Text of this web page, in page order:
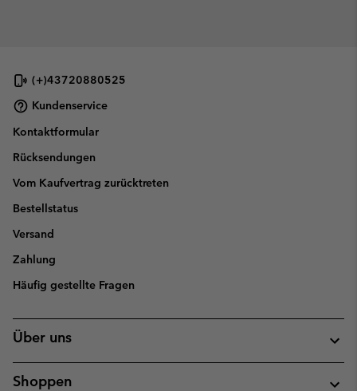
(+)43720880525
Kundenservice
Kontaktformular
Rücksendungen
Vom Kaufvertrag zurücktreten
Bestellstatus
Versand
Zahlung
Häufig gestellte Fragen
Über uns
Shoppen